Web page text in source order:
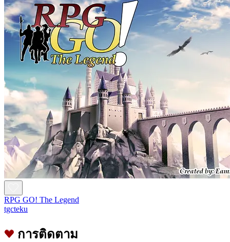
RPG GO! The Legend
tgcteku
การติดตาม